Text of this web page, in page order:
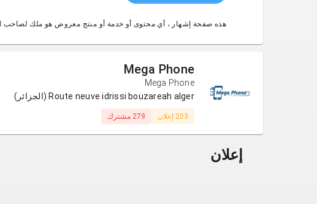
هذه صفحة إشهار ، أي محتوى أو خدمة أو منتج معروض هو ملك لصاحب
Mega Phone
Mega Phone
Route neuve idrissi bouzareah alger (الجزائر)
203 إعلان 279 مشترك
إعلان